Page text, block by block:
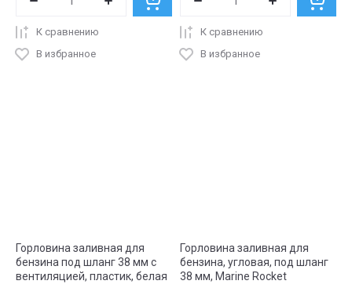
К сравнению
В избранное
К сравнению
В избранное
Горловина заливная для
бензина под шланг 38 мм с
вентиляцией, пластик, белая
Горловина заливная для
бензина, угловая, под шланг
38 мм, Marine Rocket